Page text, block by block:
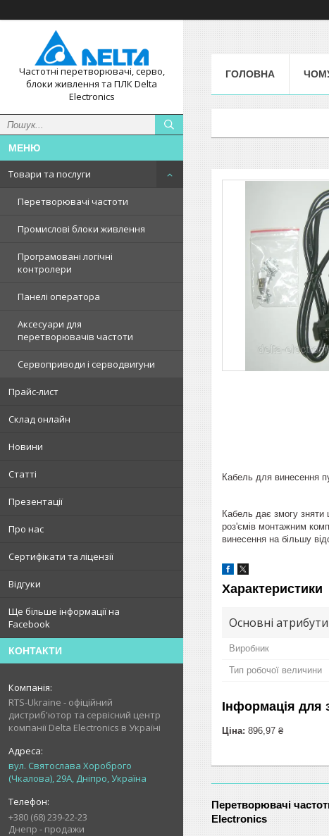
Частотні перетворювачі, серво,
блоки живлення та ПЛК Delta
Electronics
Товари та послуги
Перетворювачі частоти
Промислові блоки живлення
Програмовані логічні
контролери
Панелі оператора
Аксесуари для
перетворювачів частоти
Сервоприводи і серводвигуни
Прайс-лист
Склад онлайн
Новини
Статті
Презентації
Про нас
Сертифікати та ліцензії
Відгуки
Ще більше інформації на
Facebook
КОНТАКТИ
RTS-Ukraine - офіційний
дистриб'ютор та сервісний центр
компанії Delta Electronics в Україні
вул. Святослава Хороброго
(Чкалова), 29А, Дніпро, Україна
+380 (68) 239-22-23
Днепр - продажи
ГОЛОВНА
Кабель для винесення
Кабель дає змогу зняти
роз'ємів монтажним
винесення на більшу
Характеристики
Основні атрибути
Виробник
Тип робочої величини
Інформація для
Ціна: 896,97 ₴
Перетворювачі
Electronics